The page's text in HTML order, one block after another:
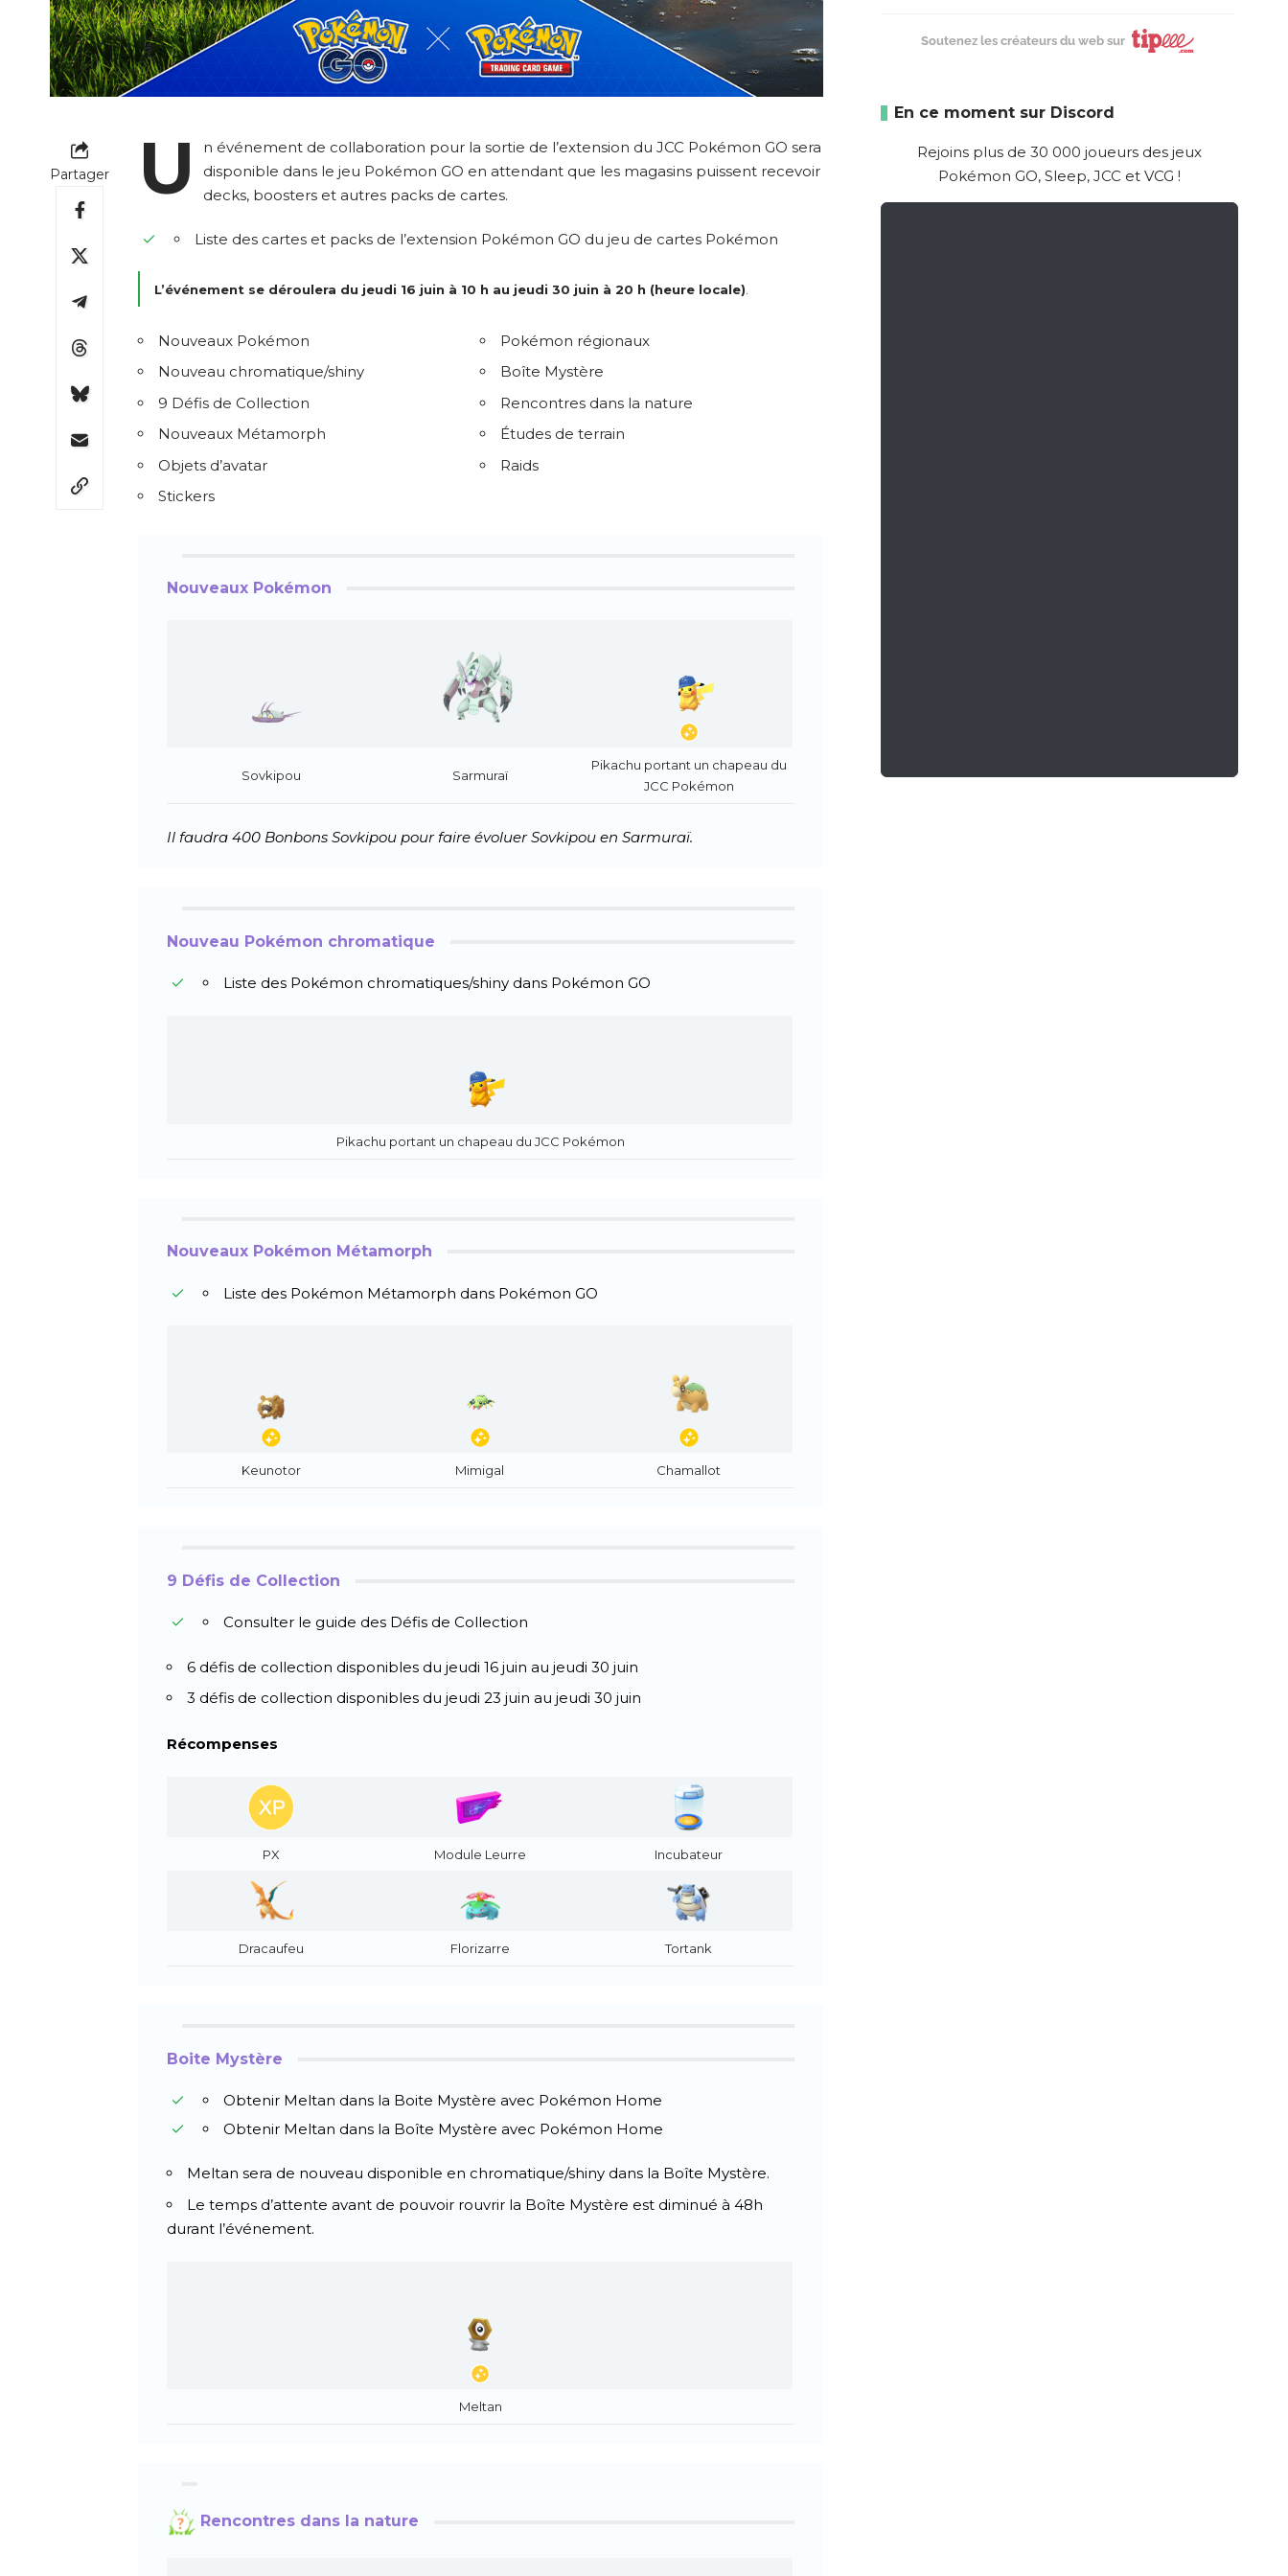
Partager U
n événement de collaboration pour la sortie de l’extension du JCC Pokémon GO sera
disponible dans le jeu Pokémon GO en attendant que les magasins puissent recevoir
decks, boosters et autres packs de cartes.
Liste des cartes et packs de l’extension Pokémon GO du jeu de cartes Pokémon
L’événement se déroulera du jeudi 16 juin à 10 h au jeudi 30 juin à 20 h (heure locale)
Nouveaux Pokémon
Nouveau chromatique/shiny
9 Défis de Collection
Nouveaux Métamorph
Objets d’avatar
Stickers
Pokémon régionaux
Boîte Mystère
Rencontres dans la nature
Études de terrain
Raids
Nouveaux Pokémon
Sovkipou Sarmuraï
Pikachu portant un chapeau du
JCC Pokémon
Il faudra 400 Bonbons Sovkipou pour faire évoluer Sovkipou en Sarmuraï.
Nouveau Pokémon chromatique
Liste des Pokémon chromatiques/shiny dans Pokémon GO
Pikachu portant un chapeau du JCC Pokémon
Nouveaux Pokémon Métamorph
Liste des Pokémon Métamorph dans Pokémon GO
Keunotor Mimigal Chamallot
9 Défis de Collection
Consulter le guide des Défis de Collection
6 défis de collection disponibles du jeudi 16 juin au jeudi 30 juin
3 défis de collection disponibles du jeudi 23 juin au jeudi 30 juin
Récompenses
PX Module Leurre Incubateur
Dracaufeu Florizarre Tortank
Boite Mystère
Obtenir Meltan dans la Boite Mystère avec Pokémon Home
Obtenir Meltan dans la Boîte Mystère avec Pokémon Home
Meltan sera de nouveau disponible en chromatique/shiny dans la Boîte Mystère.
Le temps d’attente avant de pouvoir rouvrir la Boîte Mystère est diminué à 48h
durant l’événement.
Meltan
Rencontres dans la nature
Soutenez les créateurs du web sur
En ce moment sur Discord
Rejoins plus de 30 000 joueurs des jeux
Pokémon GO, Sleep, JCC et VCG !